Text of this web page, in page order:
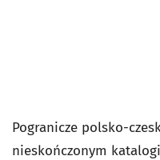
Pogranicze polsko-
nieskończonym